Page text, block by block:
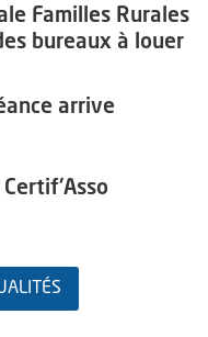
Familles Rurales
bureaux à louer
départementale
arrive: l'échéance
bénévolat avec